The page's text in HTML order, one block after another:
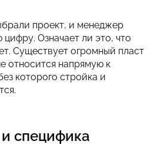
проект, и менеджер
Означает ли это, что
Существует огромный пласт
относится напрямую к
которого стройка и
и специфика